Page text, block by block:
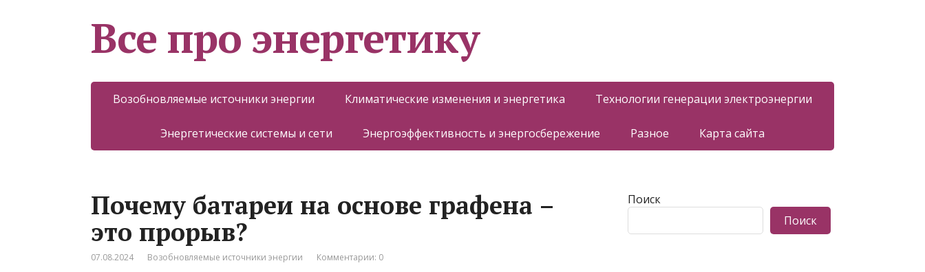
Все про энергетику
Возобновляемые источники энергии Климатические изменения и энергетика Технологии генерации электроэнергии
Энергетические системы и сети Энергоэффективность и энергосбережение Разное Карта сайта
Почему батареи на основе графена –
это прорыв?
07.08.2024 Возобновляемые источники энергии Комментарии: 0
Поиск
Поиск